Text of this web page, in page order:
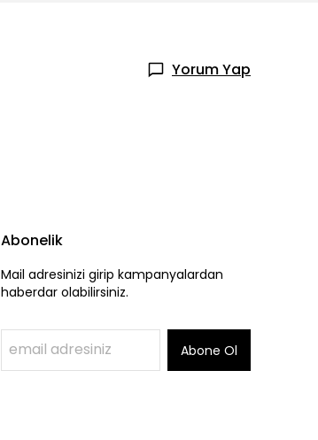
Yorum Yap
Abonelik
Mail adresinizi girip kampanyalardan
haberdar olabilirsiniz.
Abone Ol